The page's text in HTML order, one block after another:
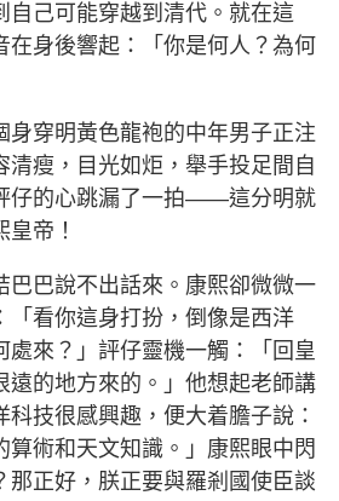
自己可能穿越到清代。就在這
在身後響起：「你是何人？為何
身穿明黃色龍袍的中年男子正注
清瘦，目光如炬，舉手投足間自
仔的心跳漏了一拍——這分明就
帝！
巴說不出話來。康熙卻微微一
「看你這身打扮，倒像是西洋
處來？」評仔靈機一觸：「回皇
的地方來的。」他想起老師講
技很感興趣，便大着膽子說：
算術和天文知識。」康熙眼中閃
那正好，朕正要與羅剎國使臣談